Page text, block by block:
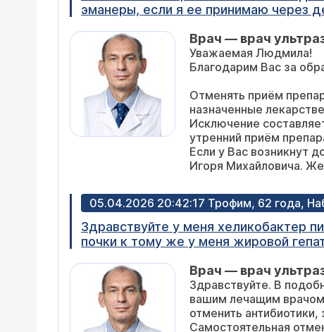
эманеры, если я ее принимаю через
Врач — врач
Уважаемая Людмила!
Благодарим Вас за
Отменять приём
назначенные
Исключение
утренний приём
Если у Вас возникнут
Игоря Михайловича.
05.04.2026 20:42:17 Трофим, 62 года,
Здравствуйте у меня хеликобактер пилори врач назначил антибиотики три вида пропив пять дней у
почки к тому же у меня жировой гепатоз 2-
Врач — врач
Здравствуйте. В
вашим лечащим
отменить
Самостоятельная